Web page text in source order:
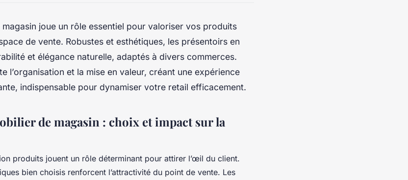
joue un rôle essentiel pour valoriser vos produits
de vente. Robustes et esthétiques, les présentoirs en
et élégance naturelle, adaptés à divers commerces.
l’organisation et la mise en valeur, créant une expérience
indispensable pour dynamiser votre retail efficacement.
de magasin : choix et impact sur la
produits jouent un rôle déterminant pour attirer l’œil du client.
bien choisis renforcent l’attractivité du point de vente. Les